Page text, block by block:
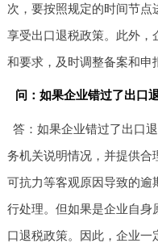
次，要按照规定的时间节
享受出口退税政策。此外，
和要求，及时调整备案和申
问：如果企业错过了出口
答：如果企业错过了出口
务机关说明情况，并提供合
可抗力等客观原因导致的逾
行处理。但如果是企业自身
口退税政策。因此，企业一